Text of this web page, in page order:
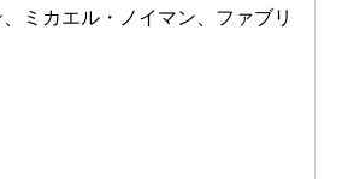
ミカエル・ノイマン、ファブリ